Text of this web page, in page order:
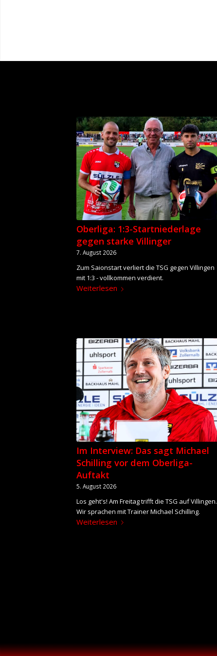
Oberliga: 1:3-Startniederlage
gegen starke Villinger
7. August 2026
Zum Saionstart verliert die TSG gegen Villingen
mit 1:3 - vollkommen verdient.
Weiterlesen
Im Interview: Das sagt Michael
Schilling vor dem Oberliga-
Auftakt
5. August 2026
Los geht's! Am Freitag trifft die TSG auf Villingen.
Wir sprachen mit Trainer Michael Schilling.
Weiterlesen